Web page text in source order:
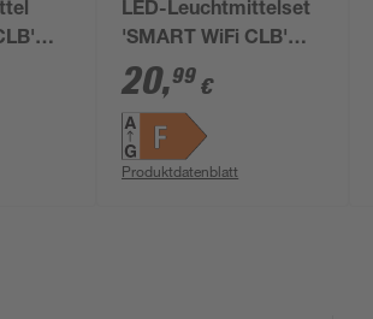
matt
RGB
LED-Leuchtmittelset
'SMART WiFi CLB'
dimmbar Kerze matt
E14 4,9 W 470 lm
warmweiß 3 Stück
20,99 €
Produktdatenblatt